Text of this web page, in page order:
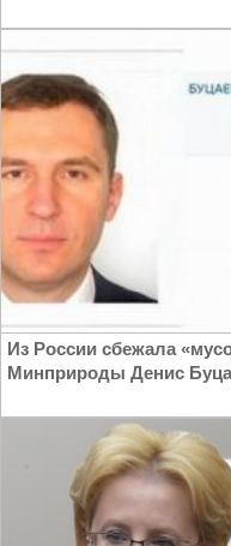
Из России сбежала
Минприроды Денис